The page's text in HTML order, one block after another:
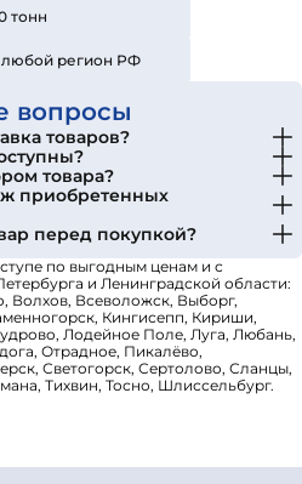
тонн
любой регион РФ
вопросы
товаров?
товара?
приобретенных
перед покупкой?
по выгодным ценам и с
и Ленинградской области:
Волхов, Всеволожск, Выборг,
Кингисепп, Кириши,
Лодейное Поле, Луга, Любань,
Отрадное, Пикалёво,
Светогорск, Сертолово, Сланцы,
Тихвин, Тосно, Шлиссельбург.